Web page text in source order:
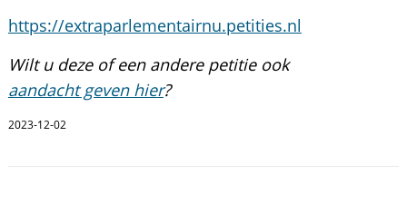
https://extraparlementairnu.petities.nl
Wilt u deze of een andere petitie ook
aandacht geven hier?
2023-12-02